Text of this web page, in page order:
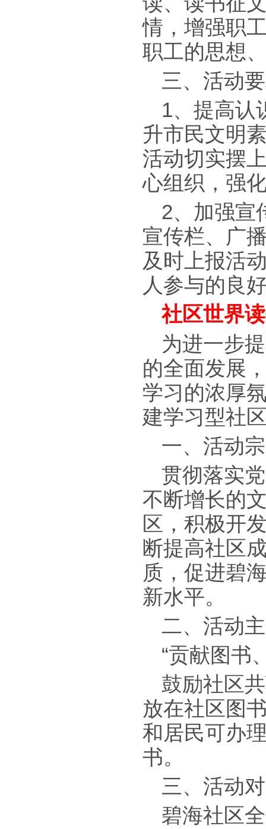
情，增强职
职工的思想
三、活动
1、提高认
升市民文明
活动切实摆
心组织，强
2、加强宣
宣传栏、广
及时上报活
人参与的良
社区世界
为进一步
的全面发展
学习的浓厚
建学习型社
一、活动
贯彻落实
不断增长的
区，积极开
断提高社区
质，促进碧
新水平。
二、活动
“贡献图书
鼓励社区
放在社区图
和居民可办
书。
三、活动
碧海社区